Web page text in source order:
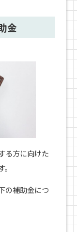
金
る方に向けた
の補助金につ